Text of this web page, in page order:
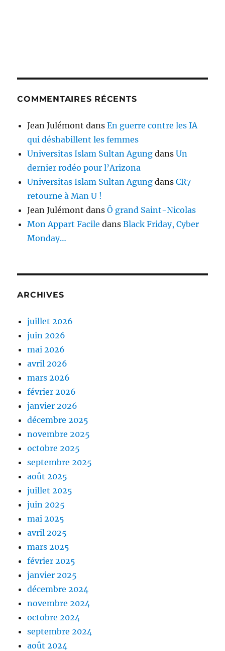
COMMENTAIRES RÉCENTS
Jean Julémont dansEn guerre contre les IA
qui déshabillent les femmes
Universitas Islam Sultan Agung dansUn
dernier rodéo pour l’Arizona
Universitas Islam Sultan Agung dansCR7
retourne à Man U !
Jean Julémont dansÔ grand Saint-Nicolas
Mon Appart Facile dansBlack Friday, Cyber
Monday…
ARCHIVES
juillet 2026
juin 2026
mai 2026
avril 2026
mars 2026
février 2026
janvier 2026
décembre 2025
novembre 2025
octobre 2025
septembre 2025
août 2025
juillet 2025
juin 2025
mai 2025
avril 2025
mars 2025
février 2025
janvier 2025
décembre 2024
novembre 2024
octobre 2024
septembre 2024
août 2024